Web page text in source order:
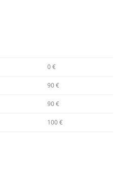
0 €
90 €
90 €
100 €